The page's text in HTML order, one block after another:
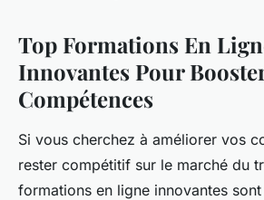
Top formations en
innovantes pour
compétences
marielle• 24 février 2025•5 min de
Top Formations En
Innovantes Pour
Compétences
Si vous cherchez à améliorer vos
rester compétitif sur le marché du
formations en ligne innovantes